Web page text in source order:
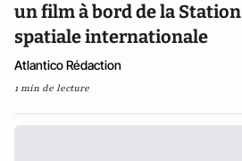
un film à bord de la Station
spatiale internationale
Atlantico Rédaction
1 min de lecture